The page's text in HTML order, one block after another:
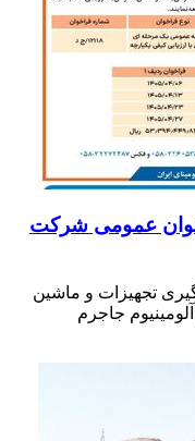
عمومی شرکت
تجهیزات و ماشین
جاجرم